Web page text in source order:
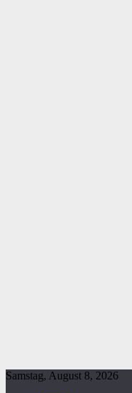
Samstag, August 8, 2026